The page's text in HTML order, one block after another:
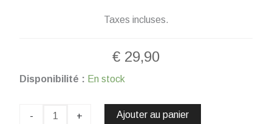
Taxes incluses.
€ 29,90
Disponibilité : En stock
-
quantité
+ Ajouter au panier